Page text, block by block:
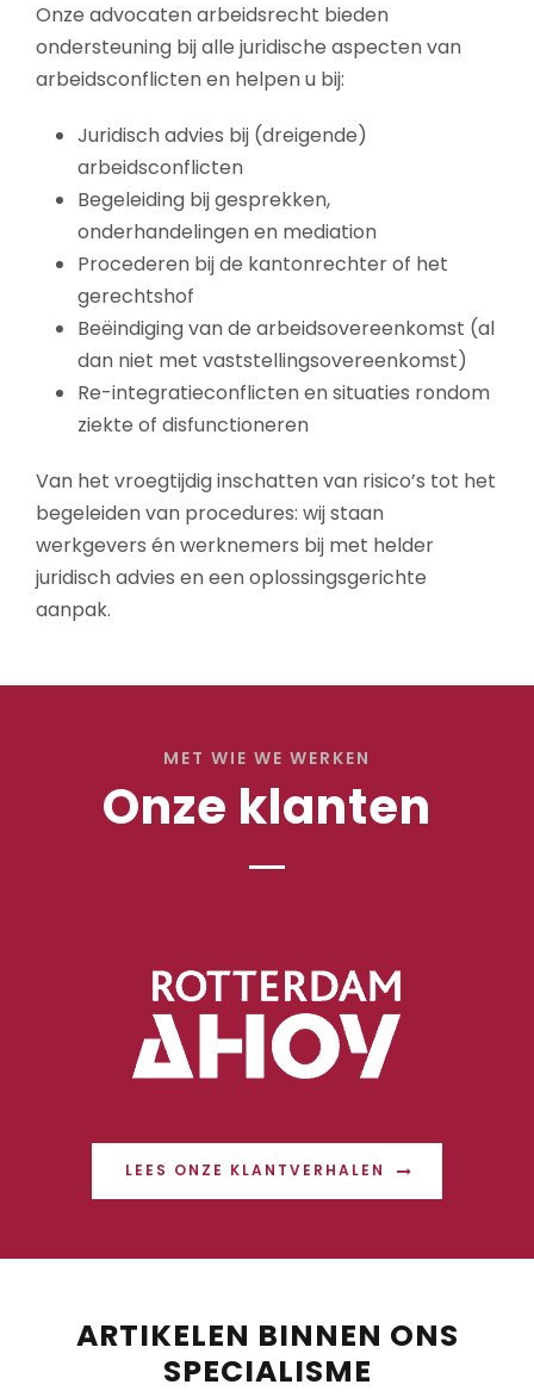
Onze advocaten arbeidsrecht bieden
ondersteuning bij alle juridische aspecten van
arbeidsconflicten en helpen u bij:
Juridisch advies bij (dreigende)
arbeidsconflicten
Begeleiding bij gesprekken,
onderhandelingen en mediation
Procederen bij de kantonrechter of het
gerechtshof
Beëindiging van de arbeidsovereenkomst (al
dan niet met vaststellingsovereenkomst)
Re-integratieconflicten en situaties rondom
ziekte of disfunctioneren
Van het vroegtijdig inschatten van risico’s tot het
begeleiden van procedures: wij staan
werkgevers én werknemers bij met helder
juridisch advies en een oplossingsgerichte
aanpak.
MET WIE WE WERKEN
Onze klanten
LEES ONZE KLANTVERHALEN
ARTIKELEN BINNEN ONS
SPECIALISME